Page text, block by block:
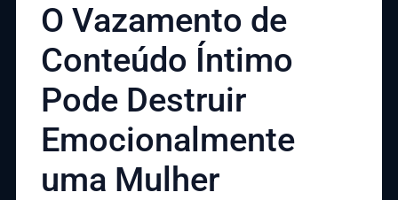
O Vazamento de
Conteúdo Íntimo
Pode Destruir
Emocionalmente
uma Mulher